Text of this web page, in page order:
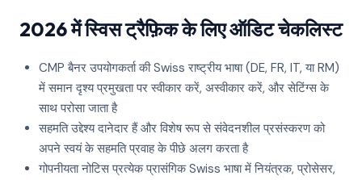
2026 में स्विस ट्रैफ़िक के लिए ऑडिट चेकलिस्ट
CMP बैनर उपयोगकर्ता की Swiss राष्ट्रीय भाषा (DE, FR, IT, या RM)
में समान दृश्य प्रमुखता पर स्वीकार करें, अस्वीकार करें, और सेटिंग्स के
साथ परोसा जाता है
सहमति उद्देश्य दानेदार हैं और विशेष रूप से संवेदनशील प्रसंस्करण को
अपने स्वयं के सहमति प्रवाह के पीछे अलग करता है
गोपनीयता नोटिस प्रत्येक प्रासंगिक Swiss भाषा में नियंत्रक, प्रोसेसर,